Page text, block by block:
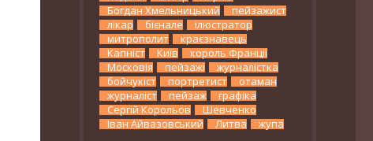
Богдан Хмельницький
пейзажист
лікар
бієнале
ілюстратор
митрополит
краєзнавець
Капніст
Київ
король Франції
Московія
пейзажі
журналістка
бойчукіст
портретист
отаман
журналіст
пейзаж
графіка
Сергій Корольов
Шевченко
Іван Айвазовський
Литва жупа